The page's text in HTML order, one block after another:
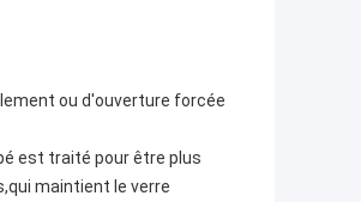
ou d'ouverture forcée
est traité pour être plus
maintient le verre